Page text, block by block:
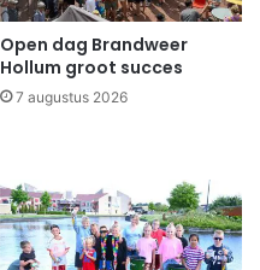
Open dag Brandweer
Hollum groot succes
7 augustus 2026